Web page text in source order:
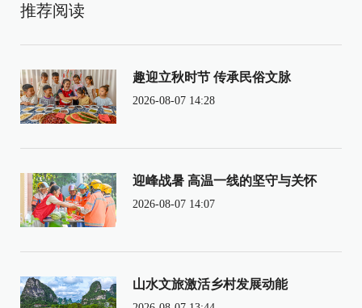
推荐阅读
趣迎立秋时节 传承民俗文脉
2026-08-07 14:28
迎峰战暑 高温一线的坚守与关怀
2026-08-07 14:07
山水文旅激活乡村发展动能